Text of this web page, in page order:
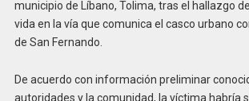
municipio de Líbano, Tolima, tras el hallazgo
vida en la vía que comunica el casco urbano
de San Fernando.
De acuerdo con información preliminar
autoridades y la comunidad, la víctima habría